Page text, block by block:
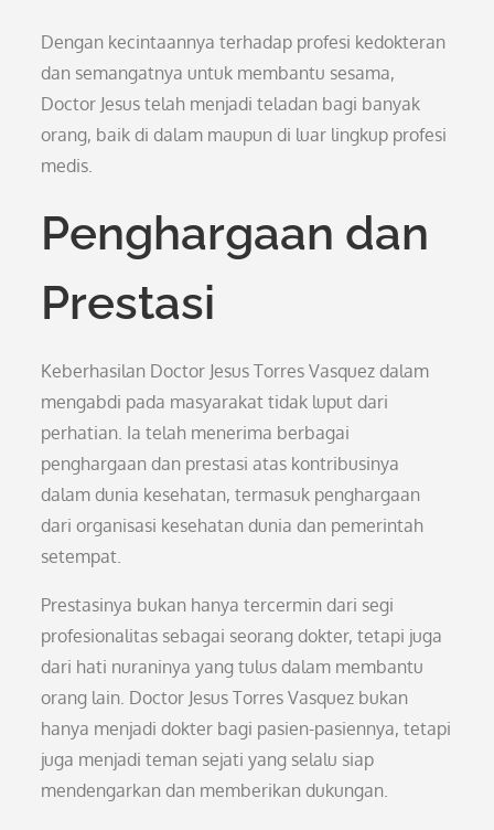
Dengan kecintaannya terhadap profesi kedokteran
dan semangatnya untuk membantu sesama,
Doctor Jesus telah menjadi teladan bagi banyak
orang, baik di dalam maupun di luar lingkup profesi
medis.
Penghargaan dan
Prestasi
Keberhasilan Doctor Jesus Torres Vasquez dalam
mengabdi pada masyarakat tidak luput dari
perhatian. Ia telah menerima berbagai
penghargaan dan prestasi atas kontribusinya
dalam dunia kesehatan, termasuk penghargaan
dari organisasi kesehatan dunia dan pemerintah
setempat.
Prestasinya bukan hanya tercermin dari segi
profesionalitas sebagai seorang dokter, tetapi juga
dari hati nuraninya yang tulus dalam membantu
orang lain. Doctor Jesus Torres Vasquez bukan
hanya menjadi dokter bagi pasien-pasiennya, tetapi
juga menjadi teman sejati yang selalu siap
mendengarkan dan memberikan dukungan.